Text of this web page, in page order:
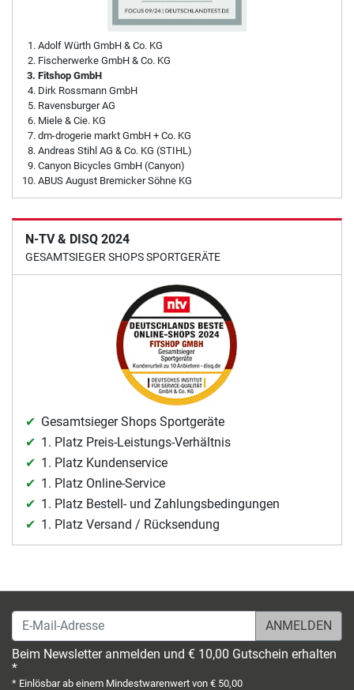
Adolf Würth GmbH & Co. KG
Fischerwerke GmbH & Co. KG
Fitshop GmbH
Dirk Rossmann GmbH
Ravensburger AG
Miele & Cie. KG
dm-drogerie markt GmbH + Co. KG
Andreas Stihl AG & Co. KG (STIHL)
Canyon Bicycles GmbH (Canyon)
ABUS August Bremicker Söhne KG
N-TV & DISQ 2024
GESAMTSIEGER SHOPS SPORTGERÄTE
Gesamtsieger Shops Sportgeräte
1. Platz Preis-Leistungs-Verhältnis
1. Platz Kundenservice
1. Platz Online-Service
1. Platz Bestell- und Zahlungsbedingungen
1. Platz Versand / Rücksendung
E-Mail-Adresse
Beim Newsletter anmelden und € 10,00 Gutschein erhalten
*
* Einlösbar ab einem Mindestwarenwert von € 50,00